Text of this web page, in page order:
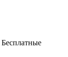
Бесплатные